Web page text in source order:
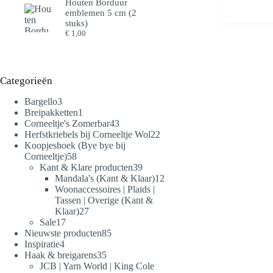
Houten Borduur
emblemen 5 cm (2
stuks)
€ 1,00
Categorieën
Bargello33
producten
Breipakketten1
product
Corneeltje's Zomerbar4343
producten
Herfstkriebels bij Corneeltje Wol22
Koopjeshoek (Bye bye bij
Corneeltje)5858
producten
Kant & Klare producten3939
producten
Mandala's (Kant & Klaar)12
Woonaccessoires | Plaids |
Tassen | Overige (Kant &
Klaar)2727
Sale1717
producten
Nieuwste producten8585
Inspiratie44
producten
Haak & breigarens3535
producten
JCB | Yarn World | King Cole